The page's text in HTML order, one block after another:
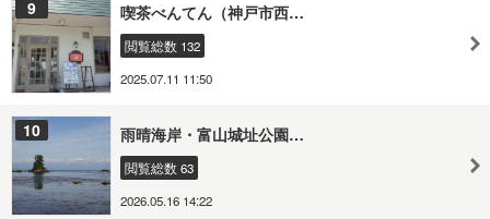
9 喫茶べんてん（神戸市西…
閲覧総数 132
2025.07.11 11:50
10 雨晴海岸・富山城址公園…
閲覧総数 63
2026.05.16 14:22